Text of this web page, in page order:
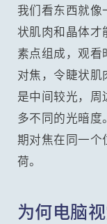
我们看东西就
状肌肉和晶体才
素点组成，观
对焦，令睫状
是中间较光，
多不同的光暗
期对焦在同一个
荷。
为何电脑